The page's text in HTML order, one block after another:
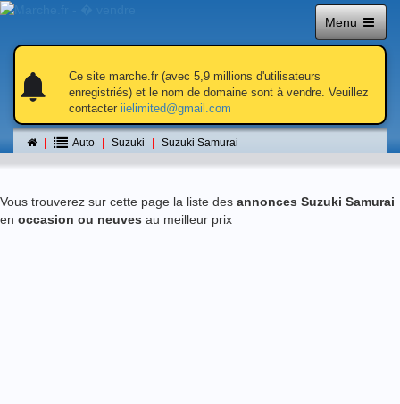
Menu
notifications
notifications
Ce site marche.fr (avec 5,9 millions d'utilisateurs
enregistriés) et le nom de domaine sont à vendre. Veuillez
contacter iielimited@gmail.com
Auto Suzuki Suzuki Samurai
Suzuki Samurai
Vous trouverez sur cette page la liste des annonces Suzuki Samurai
en occasion ou neuves au meilleur prix